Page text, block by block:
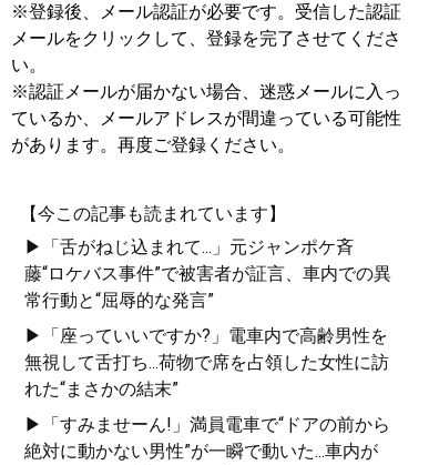
※登録後、メール認証が必要です。受信した認証
メールをクリックして、登録を完了させてくださ
い。
※認証メールが届かない場合、迷惑メールに入っ
ているか、メールアドレスが間違っている可能性
があります。再度ご登録ください。
【今この記事も読まれています】
▶「舌がねじ込まれて...」元ジャンポケ斉
藤“ロケバス事件”で被害者が証言、車内での異
常行動と“屈辱的な発言”
▶「座っていいですか?」電車内で高齢男性を
無視して舌打ち...荷物で席を占領した女性に訪
れた“まさかの結末”
▶「すみませーん!」満員電車で“ドアの前から
絶対に動かない男性”が一瞬で動いた...車内が